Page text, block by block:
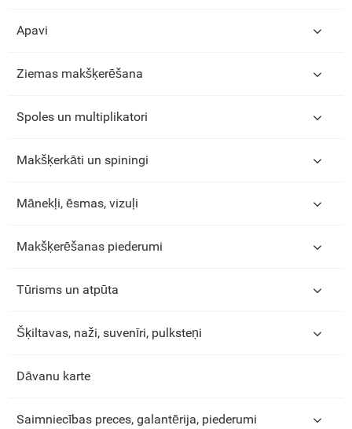
Apavi
Ziemas makšķerēšana
Spoles un multiplikatori
Makšķerkāti un spiningi
Mānekļi, ēsmas, vizuļi
Makšķerēšanas piederumi
Tūrisms un atpūta
Šķiltavas, naži, suvenīri, pulksteņi
Dāvanu karte
Saimniecības preces, galantērija, piederumi